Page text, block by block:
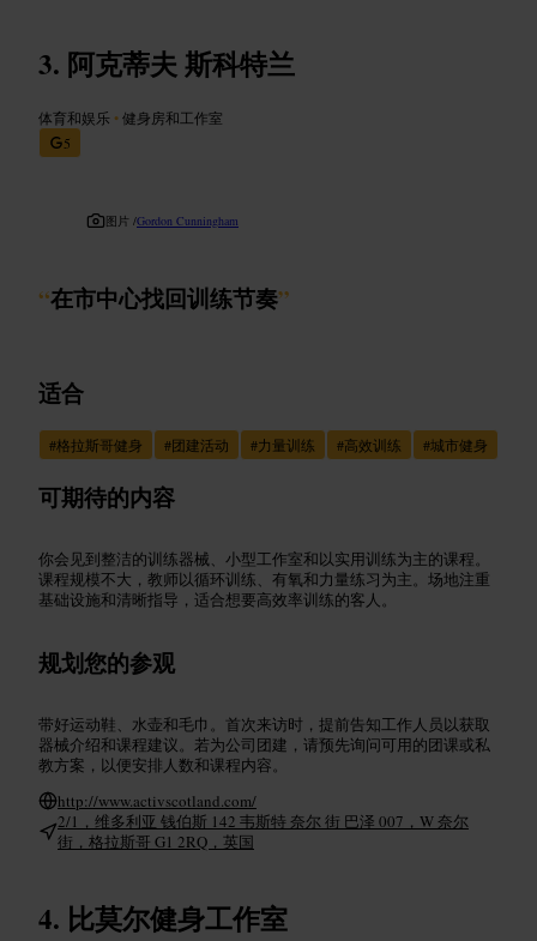
阿克蒂夫 斯科特兰
体育和娱乐 •健身房和工作室
5
图片 /Gordon Cunningham
“在市中心找回训练节奏”
适合
#格拉斯哥健身 #团建活动 #力量训练 #高效训练 #城市健身
可期待的内容
你会见到整洁的训练器械、小型工作室和以实用训练为主的课程。
课程规模不大，教师以循环训练、有氧和力量练习为主。场地注重
基础设施和清晰指导，适合想要高效率训练的客人。
规划您的参观
带好运动鞋、水壶和毛巾。首次来访时，提前告知工作人员以获取
器械介绍和课程建议。若为公司团建，请预先询问可用的团课或私
教方案，以便安排人数和课程内容。
http://www.activscotland.com/
2/1，维多利亚 钱伯斯 142 韦斯特 奈尔 街 巴泽 007，W 奈尔
街，格拉斯哥 G1 2RQ，英国
比莫尔健身工作室